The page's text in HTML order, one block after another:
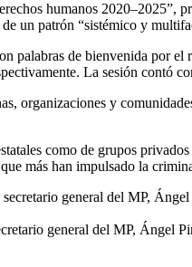
humanos 2020–2025”,
un patrón “sistémico y
de bienvenida por
La sesión contó
organizaciones y
como de grupos
más han impulsado la
general del MP, Ángel